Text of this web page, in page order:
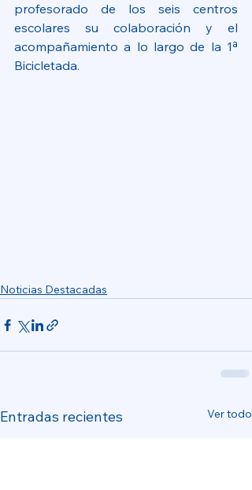
profesorado de los seis centros
escolares su colaboración y el
acompañamiento a lo largo de la 1ª
Bicicletada.
Noticias Destacadas
Entradas recientes Ver todo